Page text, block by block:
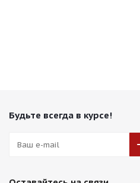
Будьте всегда в курсе!